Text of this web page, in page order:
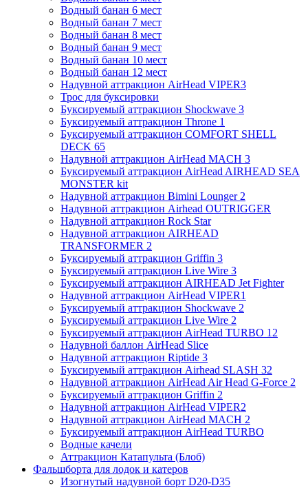
Водный банан 6 мест
Водный банан 7 мест
Водный банан 8 мест
Водный банан 9 мест
Водный банан 10 мест
Водный банан 12 мест
Надувной аттракцион AirHead VIPER3
Трос для буксировки
Буксируемый аттракцион Shockwave 3
Буксируемый аттракцион Throne 1
Буксируемый аттракцион COMFORT SHELL
DECK 65
Надувной аттракцион AirHead MACH 3
Буксируемый аттракцион AirHead AIRHEAD SEA
MONSTER kit
Надувной аттракцион Bimini Lounger 2
Надувной аттракцион Airhead OUTRIGGER
Надувной аттракцион Rock Star
Надувной аттракцион AIRHEAD
TRANSFORMER 2
Буксируемый аттракцион Griffin 3
Буксируемый аттракцион Live Wire 3
Буксируемый аттракцион AIRHEAD Jet Fighter
Надувной аттракцион AirHead VIPER1
Буксируемый аттракцион Shockwave 2
Буксируемый аттракцион Live Wire 2
Буксируемый аттракцион AirHead TURBO 12
Надувной баллон AirHead Slice
Надувной аттракцион Riptide 3
Буксируемый аттракцион Airhead SLASH 32
Надувной аттракцион AirHead Air Head G-Force 2
Буксируемый аттракцион Griffin 2
Надувной аттракцион AirHead VIPER2
Надувной аттракцион AirHead MACH 2
Буксируемый аттракцион AirHead TURBO
Водные качели
Аттракцион Катапульта (Блоб)
Фальшборта для лодок и катеров
Изогнутый надувной борт D20-D35